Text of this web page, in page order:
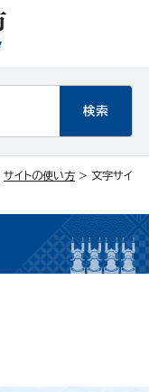
サイトの使い方 > 文字サイ